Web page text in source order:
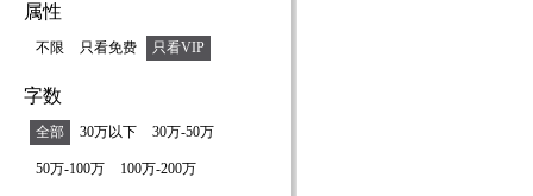
属性
不限 只看免费 只看VIP
字数
全部 30万以下 30万-50万
50万-100万 100万-200万